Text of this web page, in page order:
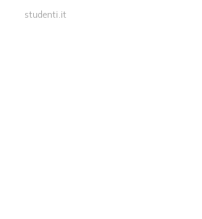
studenti.it